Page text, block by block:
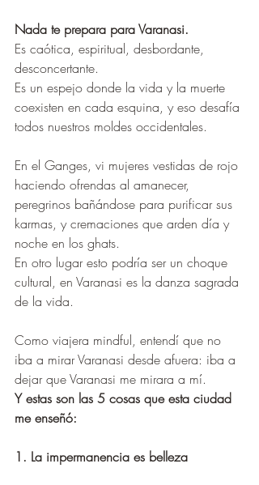
Nada te prepara para Varanasi.
Es caótica, espiritual, desbordante,
desconcertante.
Es un espejo donde la vida y la muerte
coexisten en cada esquina, y eso desafía
todos nuestros moldes occidentales.
En el Ganges, vi mujeres vestidas de rojo
haciendo ofrendas al amanecer,
peregrinos bañándose para purificar sus
karmas, y cremaciones que arden día y
noche en los ghats.
En otro lugar esto podría ser un choque
cultural, en Varanasi es la danza sagrada
de la vida.
Como viajera mindful, entendí que no
iba a mirar Varanasi desde afuera: iba a
dejar que Varanasi me mirara a mí.
Y estas son las 5 cosas que esta ciudad
me enseñó:
1. La impermanencia es belleza